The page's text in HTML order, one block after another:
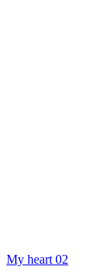
My heart 02